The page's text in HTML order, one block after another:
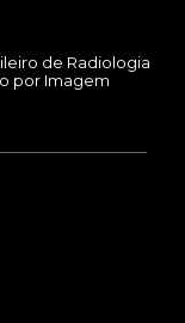
de Radiologia
por Imagem